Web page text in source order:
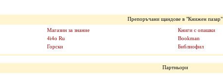
Препоръчани щандове в "Книжен пазар"
Магазин за знание
4i4o Ru
Горски
Книги с опашки
Bookman
Библиофил
Партньори